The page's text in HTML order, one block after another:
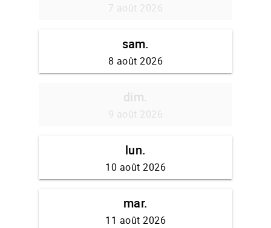
7 août 2026
sam.
8 août 2026
dim.
9 août 2026
lun.
10 août 2026
mar.
11 août 2026